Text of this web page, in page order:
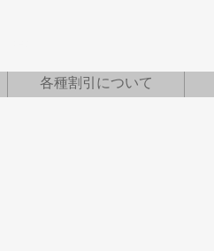
各種割引について